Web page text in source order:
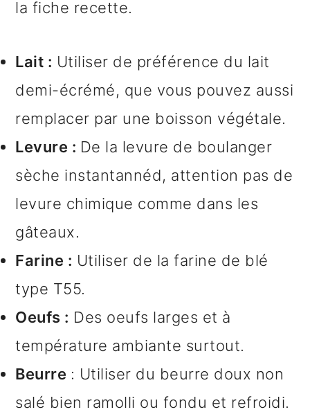
la fiche recette.
Lait : Utiliser de préférence du lait
demi-écrémé, que vous pouvez aussi
remplacer par une boisson végétale.
Levure : De la levure de boulanger
sèche instantannéd, attention pas de
levure chimique comme dans les
gâteaux.
Farine : Utiliser de la farine de blé
type T55.
Oeufs : Des oeufs larges et à
température ambiante surtout.
Beurre : Utiliser du beurre doux non
salé bien ramolli ou fondu et refroidi.